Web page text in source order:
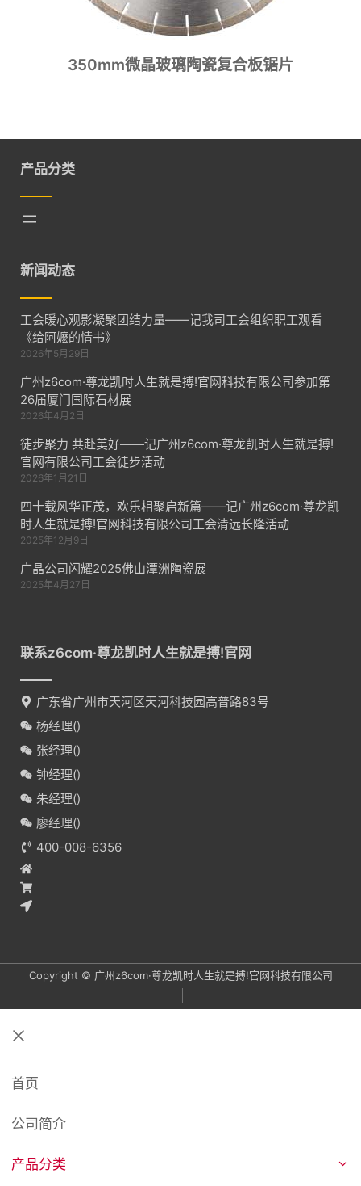
350mm微晶玻璃陶瓷复合板锯片
产品分类
新闻动态
工会暖心观影凝聚团结力量——记我司工会组织职工观看
《给阿嬷的情书》
2026年5月29日
广州z6com·尊龙凯时人生就是搏!官网科技有限公司参加第
26届厦门国际石材展
2026年4月2日
徒步聚力 共赴美好——记广州z6com·尊龙凯时人生就是搏!
官网有限公司工会徒步活动
2026年1月21日
四十载风华正茂，欢乐相聚启新篇——记广州z6com·尊龙凯
时人生就是搏!官网科技有限公司工会清远长隆活动
2025年12月9日
广晶公司闪耀2025佛山潭洲陶瓷展
2025年4月27日
联系z6com·尊龙凯时人生就是搏!官网
广东省广州市天河区天河科技园高普路83号
杨经理()
张经理()
钟经理()
朱经理()
廖经理()
400-008-6356
Copyright © 广州z6com·尊龙凯时人生就是搏!官网科技有限公司
首页
公司简介
产品分类